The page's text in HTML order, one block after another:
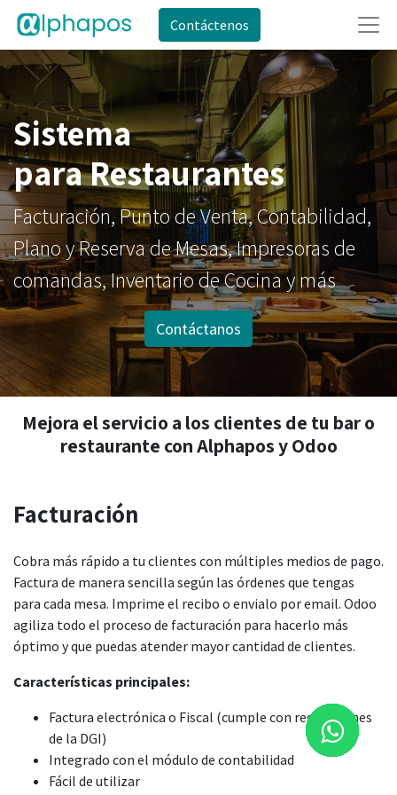
Contáctenos
Sistema
para Restaurantes
Facturación, Punto de Venta, Contabilidad,
Plano y Reserva de Mesas, Impresoras de
comandas, Inventario de Cocina y más
Contáctanos
Mejora el servicio a los clientes de tu bar o
restaurante con Alphapos y Odoo
Facturación
Cobra más rápido a tu clientes con múltiples medios de pago.
Factura de manera sencilla según las órdenes que tengas
para cada mesa. Imprime el recibo o envialo por email. Odoo
agiliza todo el proceso de facturación para hacerlo más
óptimo y que puedas atender mayor cantidad de clientes.
Características principales:
Factura electrónica o Fiscal (cumple con regulaciones
de la DGI)
Integrado con el módulo de contabilidad
Fácil de utilizar